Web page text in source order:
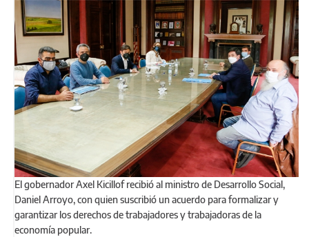
El gobernador Axel Kicillof recibió al ministro de Desarrollo Social,
Daniel Arroyo, con quien suscribió un acuerdo para formalizar y
garantizar los derechos de trabajadores y trabajadoras de la
economía popular.